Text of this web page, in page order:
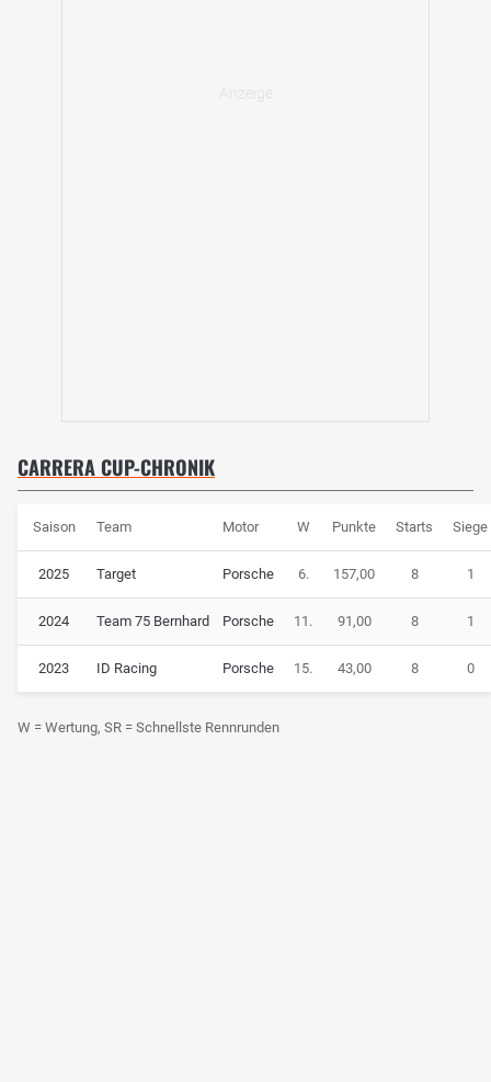
CARRERA CUP-CHRONIK
Saison Team Motor W Punkte Starts Siege
2025 Target Porsche 6. 157,00 8 1
2024 Team 75 Bernhard Porsche 11. 91,00 8 1
2023 ID Racing Porsche 15. 43,00 8 0
W = Wertung, SR = Schnellste Rennrunden